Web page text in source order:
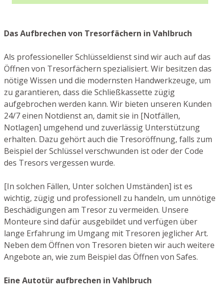
Das Aufbrechen von Tresorfächern in Vahlbruch
Als professioneller Schlüsseldienst sind wir auch auf das
Öffnen von Tresorfächern spezialisiert. Wir besitzen das
nötige Wissen und die modernsten Handwerkzeuge, um
zu garantieren, dass die Schließkassette zügig
aufgebrochen werden kann. Wir bieten unseren Kunden
24/7 einen Notdienst an, damit sie in [Notfällen,
Notlagen] umgehend und zuverlässig Unterstützung
erhalten. Dazu gehört auch die Tresoröffnung, falls zum
Beispiel der Schlüssel verschwunden ist oder der Code
des Tresors vergessen wurde.
[In solchen Fällen, Unter solchen Umständen] ist es
wichtig, zügig und professionell zu handeln, um unnötige
Beschädigungen am Tresor zu vermeiden. Unsere
Monteure sind dafür ausgebildet und verfügen über
lange Erfahrung im Umgang mit Tresoren jeglicher Art.
Neben dem Öffnen von Tresoren bieten wir auch weitere
Angebote an, wie zum Beispiel das Öffnen von Safes.
Eine Autotür aufbrechen in Vahlbruch